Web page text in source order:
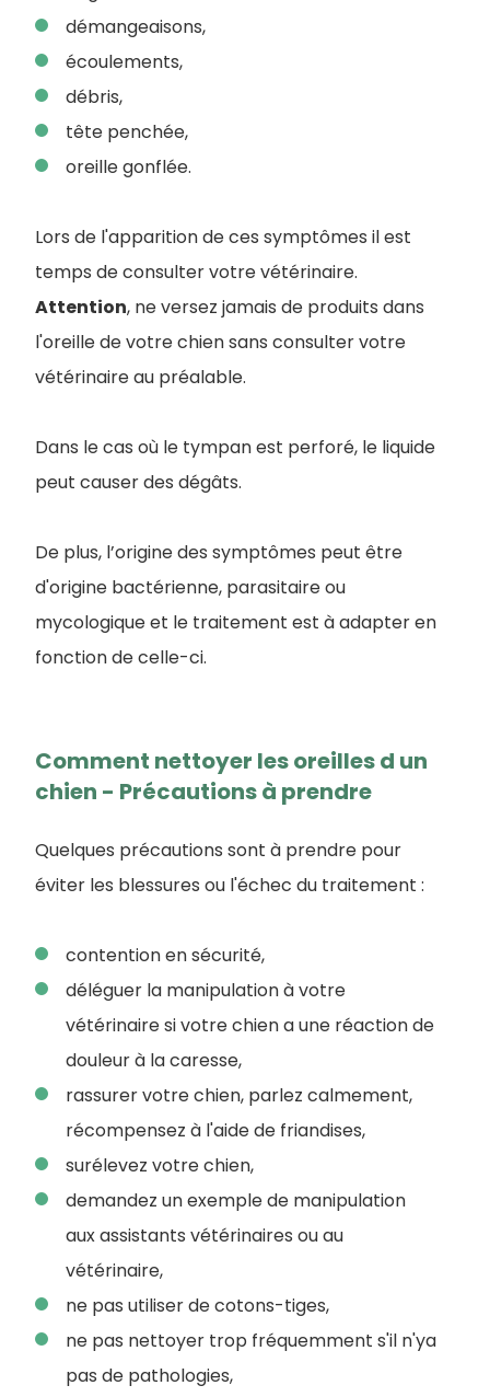
démangeaisons,
écoulements,
débris,
tête penchée,
oreille gonflée.
Lors de l'apparition de ces symptômes il est
temps de consulter votre vétérinaire.
Attention, ne versez jamais de produits dans
l'oreille de votre chien sans consulter votre
vétérinaire au préalable.
Dans le cas où le tympan est perforé, le liquide
peut causer des dégâts.
De plus, l’origine des symptômes peut être
d'origine bactérienne, parasitaire ou
mycologique et le traitement est à adapter en
fonction de celle-ci.
Comment nettoyer les oreilles d un
chien - Précautions à prendre
Quelques précautions sont à prendre pour
éviter les blessures ou l'échec du traitement :
contention en sécurité,
déléguer la manipulation à votre
vétérinaire si votre chien a une réaction de
douleur à la caresse,
rassurer votre chien, parlez calmement,
récompensez à l'aide de friandises,
surélevez votre chien,
demandez un exemple de manipulation
aux assistants vétérinaires ou au
vétérinaire,
ne pas utiliser de cotons-tiges,
ne pas nettoyer trop fréquemment s'il n'ya
pas de pathologies,